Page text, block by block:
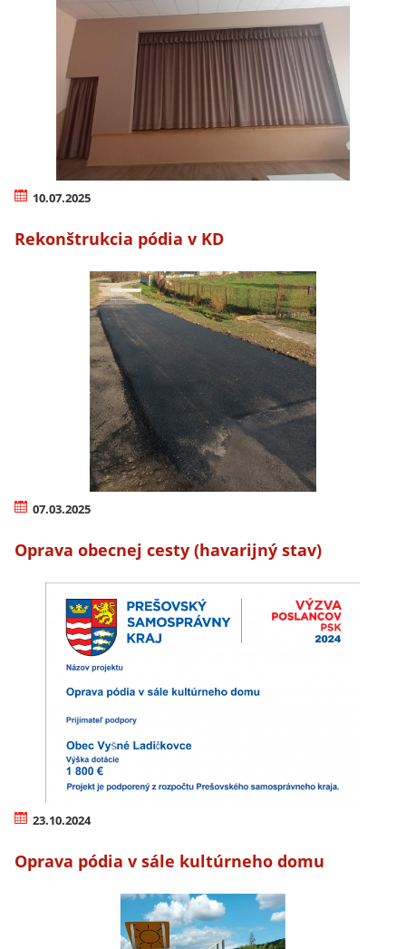
10.07.2025
Rekonštrukcia pódia v KD
07.03.2025
Oprava obecnej cesty (havarijný stav)
23.10.2024
Oprava pódia v sále kultúrneho domu